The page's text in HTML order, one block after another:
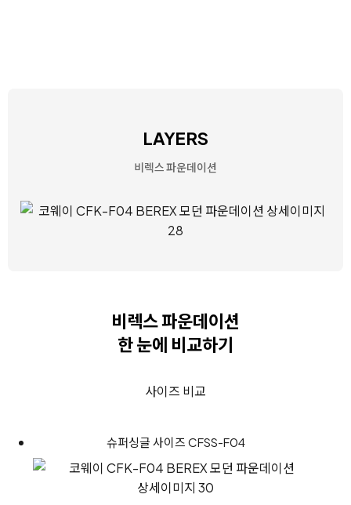
LAYERS
비렉스 파운데이션
비렉스 파운데이션
한 눈에 비교하기
사이즈 비교
슈퍼싱글 사이즈 CFSS-F04